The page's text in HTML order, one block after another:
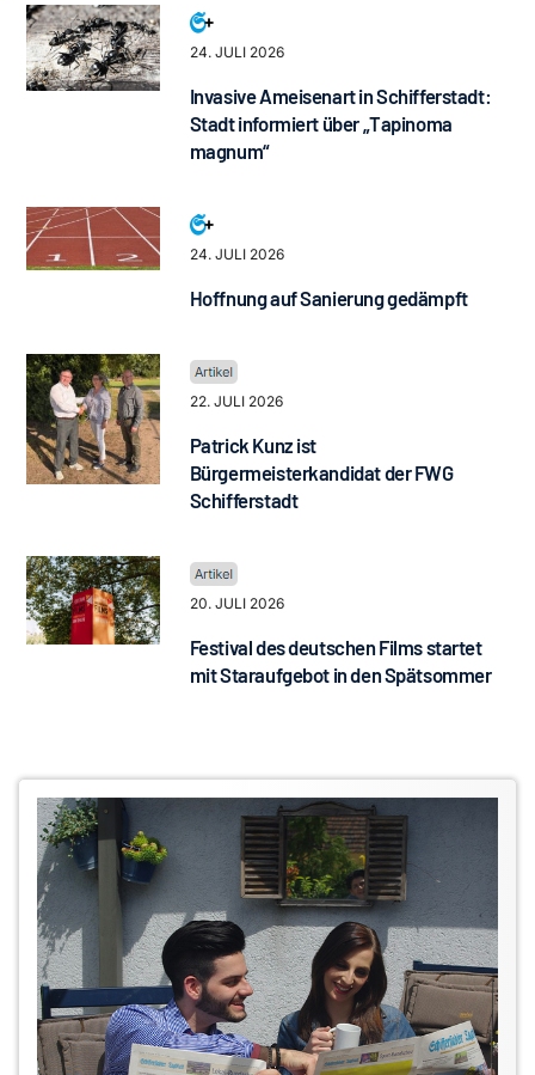
24. JULI 2026
Invasive Ameisenart in Schifferstadt:
Stadt informiert über „Tapinoma
magnum“
24. JULI 2026
Hoffnung auf Sanierung gedämpft
22. JULI 2026
Patrick Kunz ist
Bürgermeisterkandidat der FWG
Schifferstadt
20. JULI 2026
Festival des deutschen Films startet
mit Staraufgebot in den Spätsommer